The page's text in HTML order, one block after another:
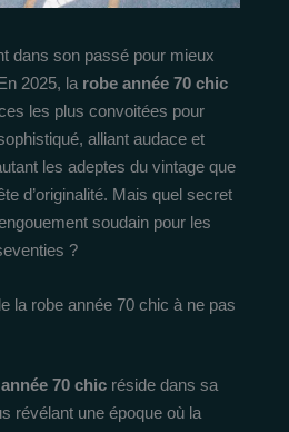
dans son passé pour mieux
2025, la robe année 70 chic
les plus convoitées pour
alliant audace et
les adeptes du vintage que
d’originalité. Mais quel secret
soudain pour les
?
la robe année 70 chic à ne pas
70 chic réside dans sa
révélant une époque où la